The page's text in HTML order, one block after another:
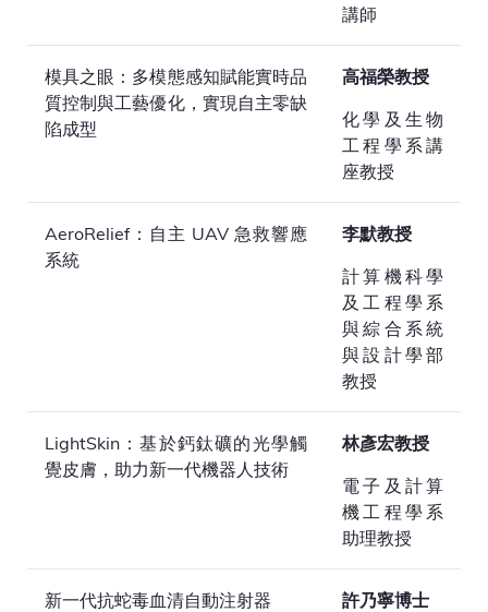
講師
模具之眼：多模態感知賦能實時品
質控制與工藝優化，實現自主零缺
陷成型
高福榮教授
化學及生物
工程學系講
座教授
AeroRelief：自主 UAV 急救響應
系統
李默教授
計算機科學
及工程學系
與綜合系統
與設計學部
教授
LightSkin：基於鈣鈦礦的光學觸
覺皮膚，助力新一代機器人技術
林彥宏教授
電子及計算
機工程學系
助理教授
新一代抗蛇毒血清自動注射器 許乃寧博士